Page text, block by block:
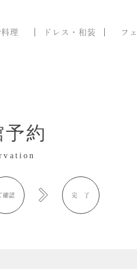
料理 ドレス・和装 フ
予約
確認 完 了